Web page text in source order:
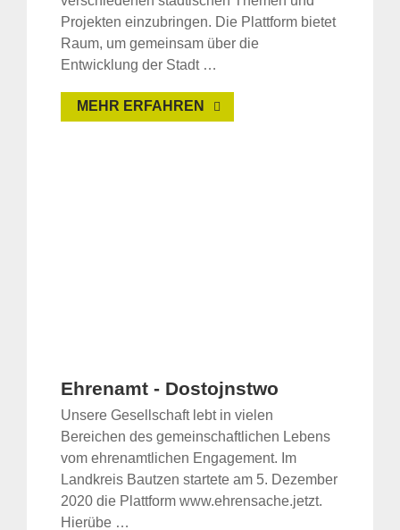
Projekten einzubringen. Die Plattform bietet
Raum, um gemeinsam über die
Entwicklung der Stadt …
MEHR ERFAHREN
Ehrenamt - Dostojnstwo
Unsere Gesellschaft lebt in vielen
Bereichen des gemeinschaftlichen Lebens
vom ehrenamtlichen Engagement. Im
Landkreis Bautzen startete am 5. Dezember
2020 die Plattform www.ehrensache.jetzt.
Hierübe …